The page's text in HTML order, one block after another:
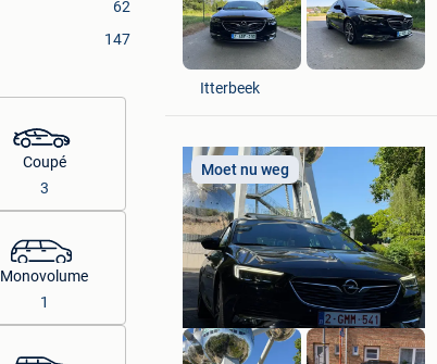
62
147
Coupé
3
Monovolume
1
MMSIX CARS
Itterbeek
Mijn
Favorieten
Moet nu weg